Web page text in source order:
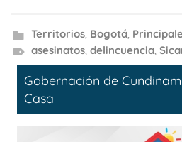
Territorios, Bogotá,
asesinatos, delincuencia,
Gobernación de
Casa